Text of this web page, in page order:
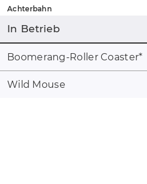
Achterbahn
In Betrieb
Boomerang-Roller Coaster*
Wild Mouse